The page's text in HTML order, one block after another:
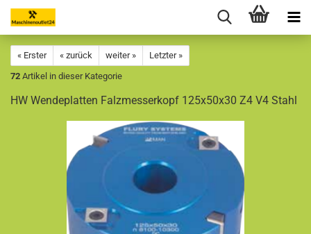
« Erster « zurück weiter »
Letzter »
72 Artikel in dieser Kategorie
HW Wendeplatten Falzmesserkopf 125x50x30 Z4 V4 Stahl